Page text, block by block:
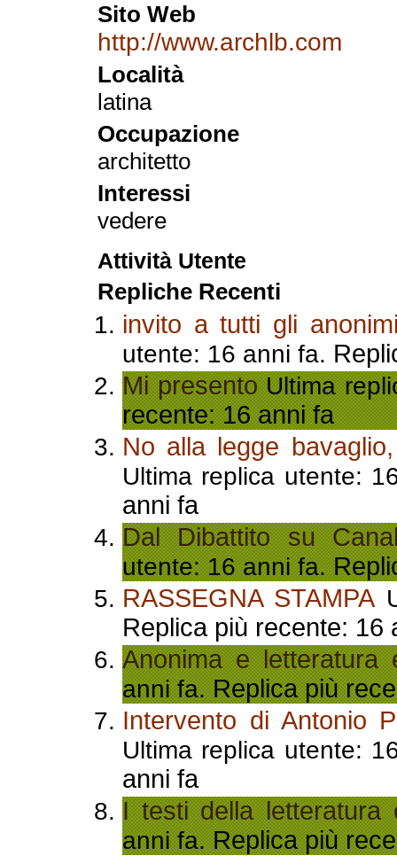
Sito Web
http://www.archlb.com
Località
latina
Occupazione
architetto
Interessi
vedere
Attività Utente
Repliche Recenti
invito a tutti gli
utente: 16 anni fa.
Mi presento Ultima
recente: 16 anni fa
No alla legge
Ultima replica utente:
anni fa
Dal Dibattito su
utente: 16 anni fa.
RASSEGNA STAMPA
Replica più recente: 16
Anonima e letteratura
anni fa. Replica più
Intervento di Antonio
Ultima replica utente:
anni fa
I testi della letteratura
anni fa. Replica più